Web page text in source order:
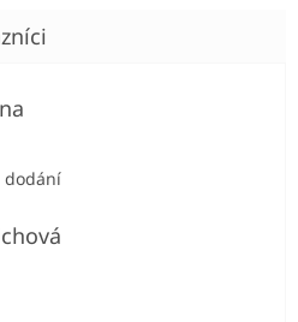
je 5 z 5 hvězdiček.
dodání
je 5 z 5 hvězdiček.